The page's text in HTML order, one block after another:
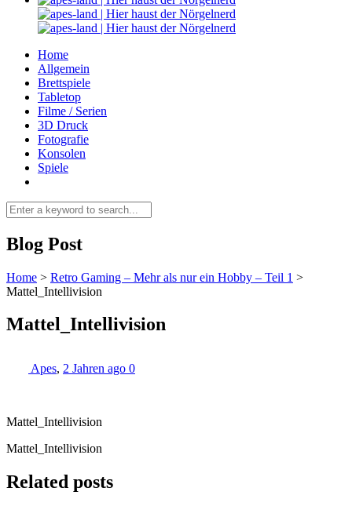
Home
Allgemein
Brettspiele
Tabletop
Filme / Serien
3D Druck
Fotografie
Konsolen
Spiele
Blog Post
Home > Retro Gaming – Mehr als nur ein Hobby – Teil 1 >
Mattel_Intellivision
Mattel_Intellivision
Apes, 2 Jahren ago 0
Mattel_Intellivision
Mattel_Intellivision
Related posts